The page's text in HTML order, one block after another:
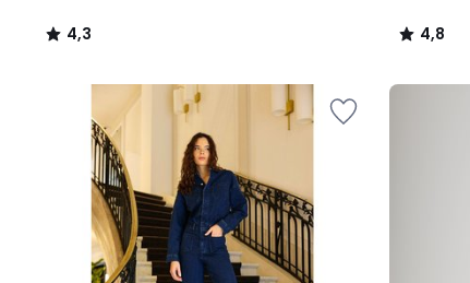
CHF
réduction
appliquée.
4,3
/
4,8
/